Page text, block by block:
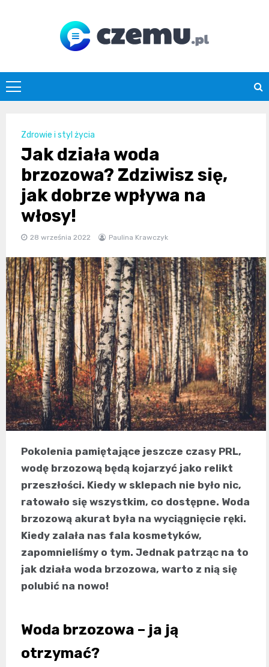
czemu.pl
Zdrowie i styl życia
Jak działa woda
brzozowa? Zdziwisz się,
jak dobrze wpływa na
włosy!
28 września 2022 Paulina Krawczyk
Pokolenia pamiętające jeszcze czasy PRL,
wodę brzozową będą kojarzyć jako relikt
przeszłości. Kiedy w sklepach nie było nic,
ratowało się wszystkim, co dostępne. Woda
brzozową akurat była na wyciągnięcie ręki.
Kiedy zalała nas fala kosmetyków,
zapomnieliśmy o tym. Jednak patrząc na to
jak działa woda brzozowa, warto z nią się
polubić na nowo!
Woda brzozowa – ja ją
otrzymać?